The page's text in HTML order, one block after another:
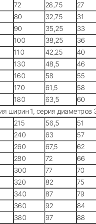
72 28,75
27
80 32,75
31
90 35,25
33
100 38,25
36
110 42,25
40
130 48,5
46
160 58
55
170 61,5
58
180 63,5
60
ширин 1, серия диаметров
215 56,5
51
240 63
57
260 67,5
62
280 72
66
300 77
70
320 82
75
340 87
79
360 92
84
380 97
88